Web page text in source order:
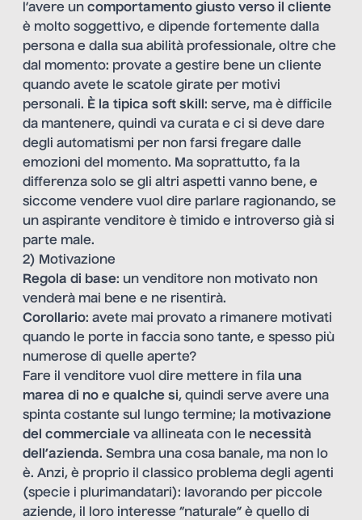
l’avere un comportamento giusto verso il cliente
è molto soggettivo, e dipende fortemente dalla
persona e dalla sua abilità professionale, oltre che
dal momento: provate a gestire bene un cliente
quando avete le scatole girate per motivi
personali. È la tipica soft skill : serve, ma è difficile
da mantenere, quindi va curata e ci si deve dare
degli automatismi per non farsi fregare dalle
emozioni del momento. Ma soprattutto, fa la
differenza solo se gli altri aspetti vanno bene, e
siccome vendere vuol dire parlare ragionando, se
un aspirante venditore è timido e introverso già si
parte male.
2) Motivazione
Regola di base: un venditore non motivato non
venderà mai bene e ne risentirà.
Corollario: avete mai provato a rimanere motivati
quando le porte in faccia sono tante, e spesso più
numerose di quelle aperte?
Fare il venditore vuol dire mettere in fila una
marea di no e qualche si, quindi serve avere una
spinta costante sul lungo termine; la motivazione
del commerciale va allineata con le necessità
dell’azienda. Sembra una cosa banale, ma non lo
è. Anzi, è proprio il classico problema degli agenti
(specie i plurimandatari): lavorando per piccole
aziende, il loro interesse “naturale” è quello di